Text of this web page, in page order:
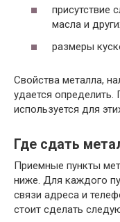
присутствие
масла и
размеры
Свойства металла,
удается определить.
используется для
Где сдать
Приемные пункты
ниже. Для каждого
связи адреса и
стоит сделать